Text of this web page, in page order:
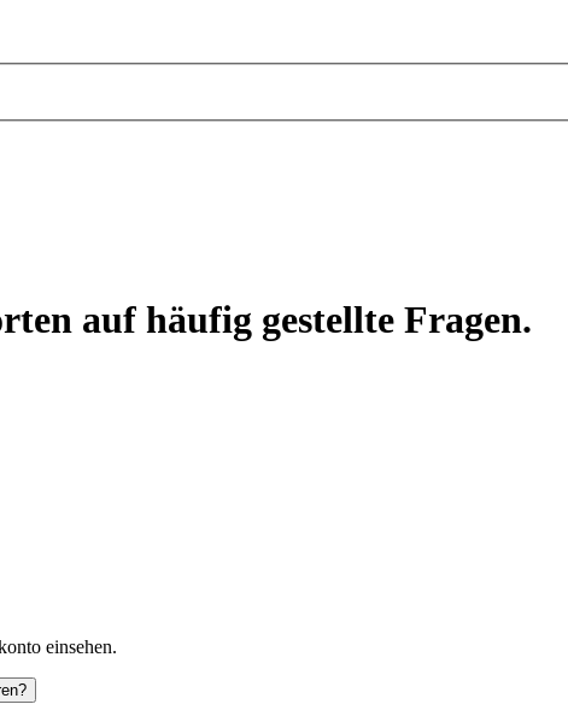
auf häufig gestellte Fragen.
einsehen.